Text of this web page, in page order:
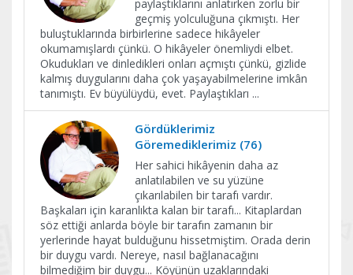
paylaştıklarını anlatırken zorlu bir
geçmiş yolculuğuna çıkmıştı. Her
buluştuklarında birbirlerine sadece hikâyeler
okumamışlardı çünkü. O hikâyeler önemliydi elbet.
Okudukları ve dinledikleri onları açmıştı çünkü, gizlide
kalmış duygularını daha çok yaşayabilmelerine imkân
tanımıştı. Ev büyülüydü, evet. Paylaştıkları ...
Gördüklerimiz
Göremediklerimiz (76)
Her sahici hikâyenin daha az
anlatılabilen ve su yüzüne
çıkarılabilen bir tarafı vardır.
Başkaları için karanlıkta kalan bir tarafı... Kitaplardan
söz ettiği anlarda böyle bir tarafın zamanın bir
yerlerinde hayat bulduğunu hissetmiştim. Orada derin
bir duygu vardı. Nereye, nasıl bağlanacağını
bilmediğim bir duygu... Köyünün uzaklarındaki